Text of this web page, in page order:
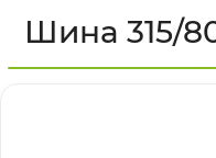
Шина 315/